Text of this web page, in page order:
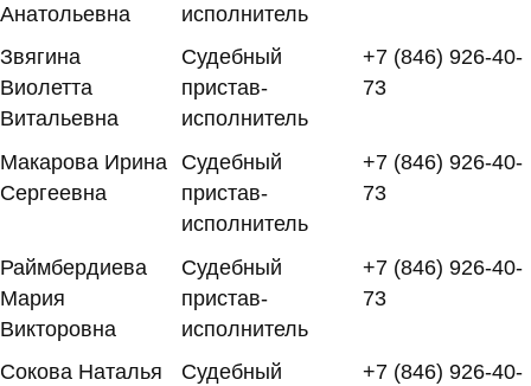
Анатольевна
исполнитель
Звягина
Виолетта
Витальевна
Судебный
пристав-
исполнитель
+7 (846) 926-40-
73
Макарова Ирина
Сергеевна
Судебный
пристав-
исполнитель
+7 (846) 926-40-
73
Раймбердиева
Мария
Викторовна
Судебный
пристав-
исполнитель
+7 (846) 926-40-
73
Сокова Наталья
Судебный
+7 (846) 926-40-